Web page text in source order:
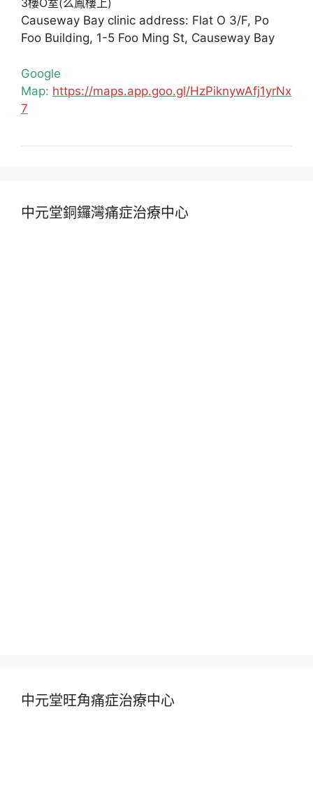
3樓O室(么鳳樓上)
Causeway Bay clinic address: Flat O 3/F, Po
Foo Building, 1-5 Foo Ming St, Causeway Bay
Google
Map: https://maps.app.goo.gl/HzPiknywAfj1yrNx
7
中元堂銅鑼灣痛症治療中心
中元堂旺角痛症治療中心